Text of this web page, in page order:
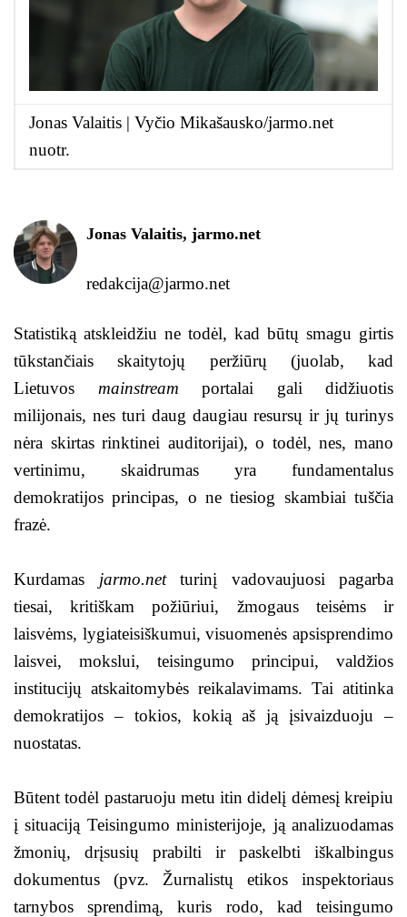
Jonas Valaitis | Vyčio Mikašausko/jarmo.net
nuotr.
Jonas Valaitis, jarmo.net
redakcija@jarmo.net
Statistiką atskleidžiu ne todėl, kad būtų smagu girtis
tūkstančiais skaitytojų peržiūrų (juolab, kad
Lietuvos mainstream portalai gali didžiuotis
milijonais, nes turi daug daugiau resursų ir jų turinys
nėra skirtas rinktinei auditorijai), o todėl, nes, mano
vertinimu, skaidrumas yra fundamentalus
demokratijos principas, o ne tiesiog skambiai tuščia
frazė.
Kurdamas jarmo.netturinį vadovaujuosi pagarba
tiesai, kritiškam požiūriui, žmogaus teisėms ir
laisvėms, lygiateisiškumui, visuomenės apsisprendimo
laisvei, mokslui, teisingumo principui, valdžios
institucijų atskaitomybės reikalavimams. Tai atitinka
demokratijos – tokios, kokią aš ją įsivaizduoju –
nuostatas.
Būtent todėl pastaruoju metu itin didelį dėmesį kreipiu
į situaciją Teisingumo ministerijoje, ją analizuodamas
žmonių, drįsusių prabilti ir paskelbti iškalbingus
dokumentus (pvz. Žurnalistų etikos inspektoriaus
tarnybos sprendimą, kuris rodo, kad teisingumo